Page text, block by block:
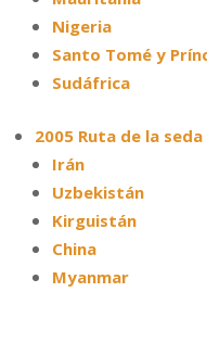
Nigeria
Santo Tomé y
Sudáfrica
2005 Ruta de la seda
Irán
Uzbekistán
Kirguistán
China
Myanmar